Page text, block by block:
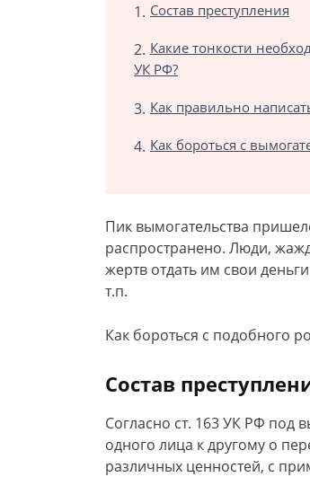
Состав преступления
Какие тонкости
УК РФ?
Как правильно
Как бороться с
Пик вымогательства
распространено. Люди,
жертв отдать им свои
т.п.
Как бороться с подобного
Состав
Согласно ст. 163 УК РФ под
одного лица к другому о
различных ценностей, с